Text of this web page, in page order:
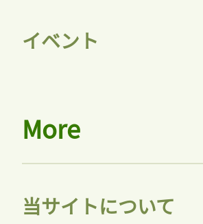
イベント
More
当サイトについて